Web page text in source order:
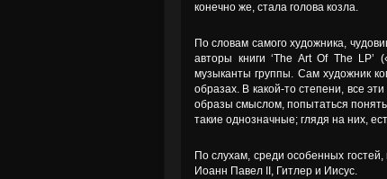
конечно же, стала голова козла.
По словам самого художника,
авторы книги ‘The Art Of The LP’
музыканты группы. Сам художник
образах. В какой-то степени, все
образы смыслом, попытаться
такие однозначные; глядя на них,
По слухам, среди особенных
Иоанн Павел II, Гитлер и Иисус.